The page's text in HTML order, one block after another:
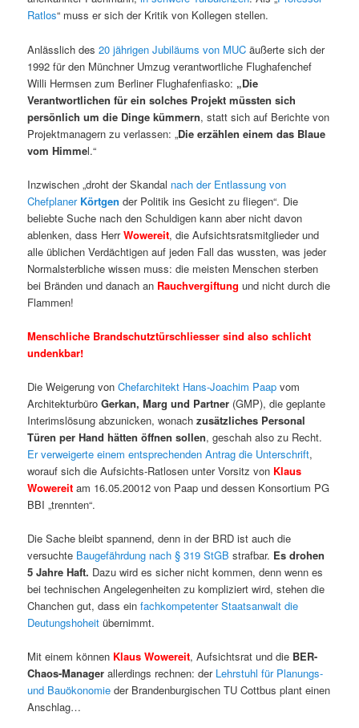
Ratlos“ muss er sich der Kritik von Kollegen stellen.
Anlässlich des 20 jährigen Jubiläums von MUCäußerte sich der
1992 für den Münchner Umzug verantwortliche Flughafenchef
Willi Hermsen zum Berliner Flughafenfiasko: „Die
Verantwortlichen für ein solches Projekt müssten sich
persönlich um die Dinge kümmern, statt sich auf Berichte von
Projektmanagern zu verlassen: „Die erzählen einem das Blaue
vom Himmel.“
Inzwischen „droht der Skandal nach der Entlassung von
Chefplaner Körtgender Politik ins Gesicht zu fliegen“. Die
beliebte Suche nach den Schuldigen kann aber nicht davon
ablenken, dass HerrWowereit, die Aufsichtsratsmitglieder und
alle üblichen Verdächtigen auf jeden Fall das wussten, was jeder
Normalsterbliche wissen muss: die meisten Menschen sterben
bei Bränden und danach an Rauchvergiftung und nicht durch die
Flammen!
Menschliche Brandschutztürschliesser sind also schlicht
undenkbar!
Die Weigerung vonChefarchitekt Hans-Joachim Paap vom
ArchitekturbüroGerkan, Marg und Partner (GMP), die geplante
Interimslösung abzunicken, wonachzusätzliches Personal
Türen per Hand hätten öffnen sollen, geschah also zu Recht.
Er verweigerte einem entsprechenden Antrag die Unterschrift,
worauf sich die Aufsichts-Ratlosen unter Vorsitz von Klaus
Wowereit am 16.05.20012 von Paap und dessen Konsortium PG
BBI „trennten“.
Die Sache bleibt spannend, denn in der BRD ist auch die
versuchte Baugefährdung nach § 319 StGBstrafbar. Es drohen
5 Jahre Haft. Dazu wird es sicher nicht kommen, denn wenn es
bei technischen Angelegenheiten zu kompliziert wird, stehen die
Chanchen gut, dass einfachkompetenter Staatsanwalt die
Deutungshoheit übernimmt.
Mit einem können Klaus Wowereit, Aufsichtsrat und die BER-
Chaos-Manager allerdings rechnen: der Lehrstuhl für Planungs-
und Bauökonomieder Brandenburgischen TU Cottbus plant einen
Anschlag…